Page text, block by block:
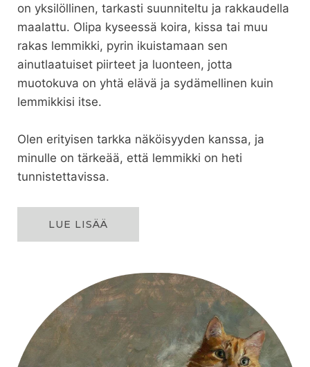
on yksilöllinen, tarkasti suunniteltu ja rakkaudella
maalattu. Olipa kyseessä koira, kissa tai muu
rakas lemmikki, pyrin ikuistamaan sen
ainutlaatuiset piirteet ja luonteen, jotta
muotokuva on yhtä elävä ja sydämellinen kuin
lemmikkisi itse.
Olen erityisen tarkka näköisyyden kanssa, ja
minulle on tärkeää, että lemmikki on heti
tunnistettavissa.
LUE LISÄÄ